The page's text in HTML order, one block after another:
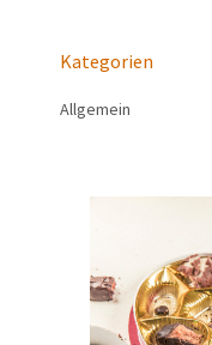
Kategorien
Allgemein